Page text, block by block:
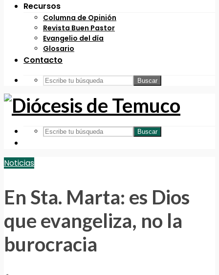
Recursos
Columna de Opinión
Revista Buen Pastor
Evangelio del día
Glosario
Contacto
Buscar
Buscar
Noticias
En Sta. Marta: es Dios
que evangeliza, no la
burocracia